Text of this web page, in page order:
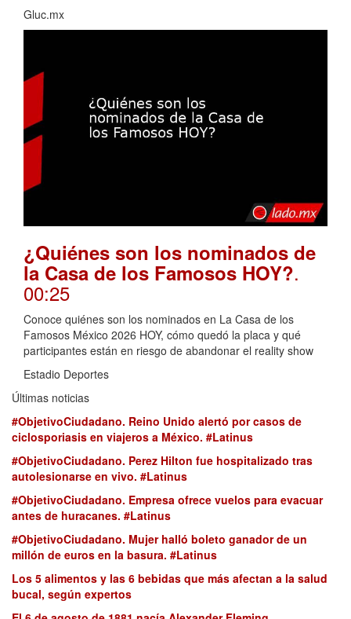
Gluc.mx
¿Quiénes son los nominados de
la Casa de los Famosos HOY?.
00:25
Conoce quiénes son los nominados en La Casa de los
Famosos México 2026 HOY, cómo quedó la placa y qué
participantes están en riesgo de abandonar el reality show
Estadio Deportes
Últimas noticias
#ObjetivoCiudadano. Reino Unido alertó por casos de
ciclosporiasis en viajeros a México. #Latinus
#ObjetivoCiudadano. Perez Hilton fue hospitalizado tras
autolesionarse en vivo. #Latinus
#ObjetivoCiudadano. Empresa ofrece vuelos para evacuar
antes de huracanes. #Latinus
#ObjetivoCiudadano. Mujer halló boleto ganador de un
millón de euros en la basura. #Latinus
Los 5 alimentos y las 6 bebidas que más afectan a la salud
bucal, según expertos